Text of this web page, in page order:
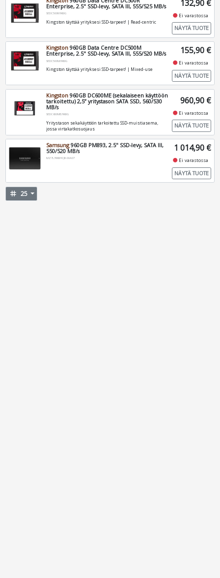
Enterprise, 2.5" SSD-levy, SATA III, 555/525 MB/s
SEDC500R/960G
Kingston täyttää yrityksesi SSD-tarpeet! | Read-centric
132,90 €
fiber_manual_record Ei varastossa
NÄYTÄ TUOTE
Kingston 960GB Data Centre DC500M
Enterprise, 2.5" SSD-levy, SATA III, 555/520 MB/s
SEDC500M/960G
Kingston täyttää yrityksesi SSD-tarpeet! | Mixed-use
155,90 €
fiber_manual_record Ei varastossa
NÄYTÄ TUOTE
Kingston 960GB DC600ME (sekalaiseen käyttöön
tarkoitettu) 2,5” yritystason SATA SSD, 560/530
MB/s
SEDC600ME/960G
Yritystason sekakäyttöön tarkoitettu SSD-muistiasema,
jossa virtakatkosuojaus
960,90 €
fiber_manual_record Ei varastossa
NÄYTÄ TUOTE
Samsung960GB PM893, 2.5" SSD-levy, SATA III,
550/520 MB/s
MZ7L3960HCJR-00A07
1 014,90 €
fiber_manual_record Ei varastossa
NÄYTÄ TUOTE
tag 25